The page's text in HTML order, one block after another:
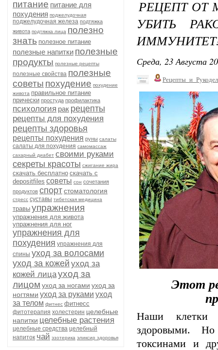
питание питание для
похудения поджелудочная
поджелудочная железа подтяжка
живота подтяжка лица полезно
знать полезное питание
полезные напитки полезные
продукты полезные рецепты
полезные свойства полезные
советы похудение похудение
живота правильное питание
прически простуда профилактика
психология рак рецепты
рецепты для похудения
рецепты здоровья
рецепты похудения руны салаты
салаты для похудения самомассаж
сахарный диабет своими руками
секреты красоты сжигание жира
скачать бесплатно скачать с
depositfiles советы сон сочетания
продуктов спортстоматология
стресс суставы тибетская медицина
травы упражнения
упражнения для живота
упражнения для ног
упражнения для
похудения упражнения для
спины уход за волосами
уход за кожей уход за
кожей лицауход за
лицом уход за ногами уход за
ногтями уход за руками уход
за телом фитнес фитнесс
фитотерапия холестерин целебные
напитки целебные растения
целебные средства целебный
напиток чай эзотерика эликсир здоровья
РЕЦЕПТ ОТ
УБИТЬ
Среда, 23 Августа
Этот
Наши клетки
здоровыми.
токсинами и